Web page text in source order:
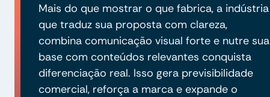
Mais do que mostrar o que fabrica, a indústria
que traduz sua proposta com clareza,
combina comunicação visual forte e nutre sua
base com conteúdos relevantes conquista
diferenciação real. Isso gera previsibilidade
comercial, reforça a marca e expande o